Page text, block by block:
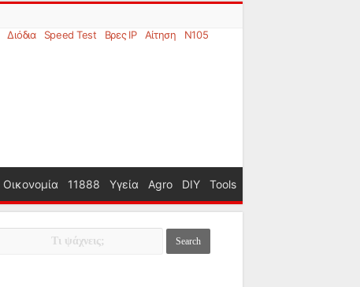
Διόδια Speed Test Βρες IP Αίτηση N105
Οικονομία 11888 Υγεία Agro DIY Tools